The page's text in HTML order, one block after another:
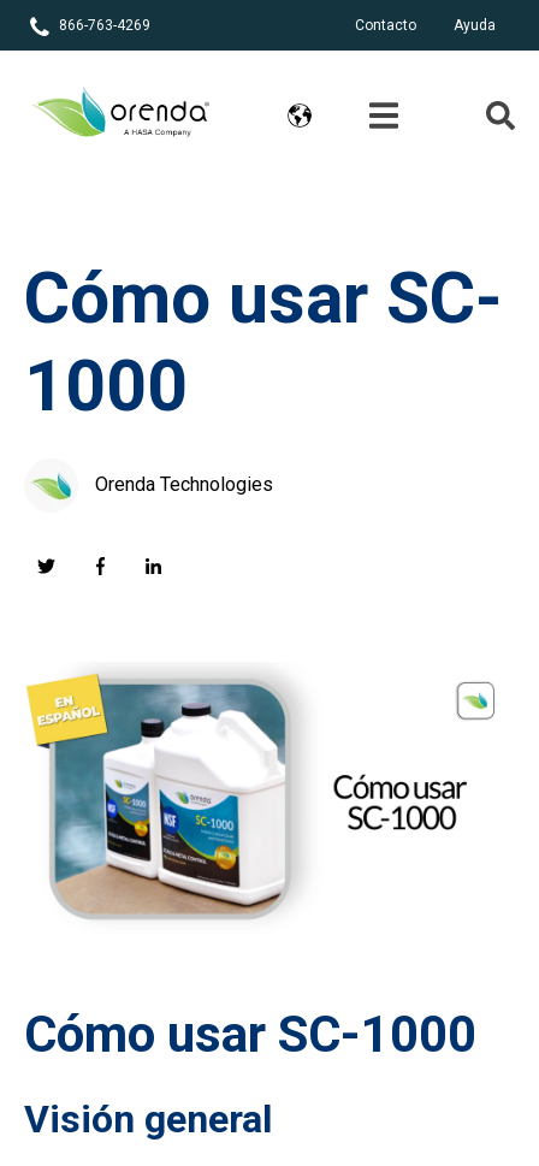
866-763-4269 Contacto Ayuda
Cómo usar SC-
1000
Orenda Technologies
Cómo usar SC-1000
Visión general